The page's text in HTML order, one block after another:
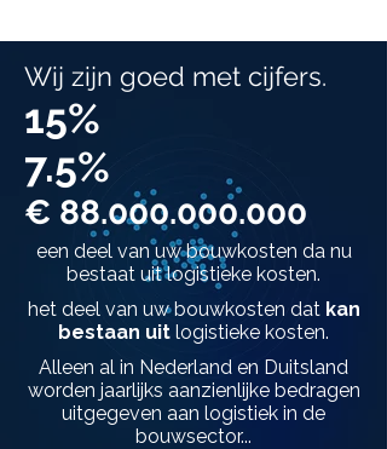
Wij zijn goed met cijfers.
15%
7.5%
€ 88.000.000.000
een deel van uw bouwkosten da nu
bestaat uit logistieke kosten.
het deel van uw bouwkosten dat kan
bestaan uit logistieke kosten.
Alleen al in Nederland en Duitsland
worden jaarlijks aanzienlijke bedragen
uitgegeven aan logistiek in de
bouwsector...